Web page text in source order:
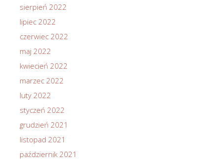
sierpień 2022
lipiec 2022
czerwiec 2022
maj 2022
kwiecień 2022
marzec 2022
luty 2022
styczeń 2022
grudzień 2021
listopad 2021
październik 2021